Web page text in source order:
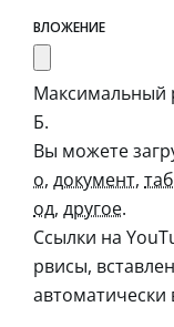
ВЛОЖЕНИЕ
Максимальный
Б.
Вы можете
о, документ,
од, другое.
Ссылки на
рвисы,
автоматически